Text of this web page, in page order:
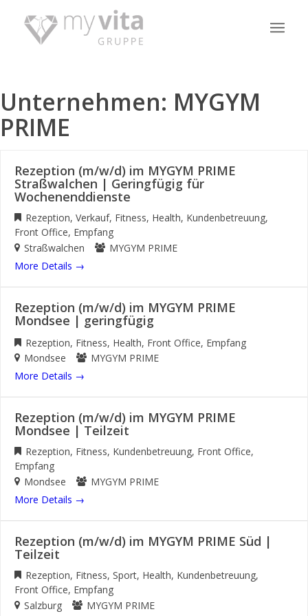
Unternehmen: MYGYM
PRIME
Rezeption (m/w/d) im MYGYM PRIME
Straßwalchen | Geringfügig für
Wochenenddienste
Rezeption Verkauf Fitness Health Kundenbetreuung
Front Office Empfang
Straßwalchen
MYGYM PRIME
More Details
Rezeption (m/w/d) im MYGYM PRIME
Mondsee | geringfügig
Rezeption Fitness Health Front Office Empfang
Mondsee
MYGYM PRIME
More Details
Rezeption (m/w/d) im MYGYM PRIME
Mondsee | Teilzeit
Rezeption Fitness Kundenbetreuung Front Office
Empfang
Mondsee
MYGYM PRIME
More Details
Rezeption (m/w/d) im MYGYM PRIME Süd |
Teilzeit
Rezeption Fitness Sport Health Kundenbetreuung
Front Office Empfang
Salzburg
MYGYM PRIME